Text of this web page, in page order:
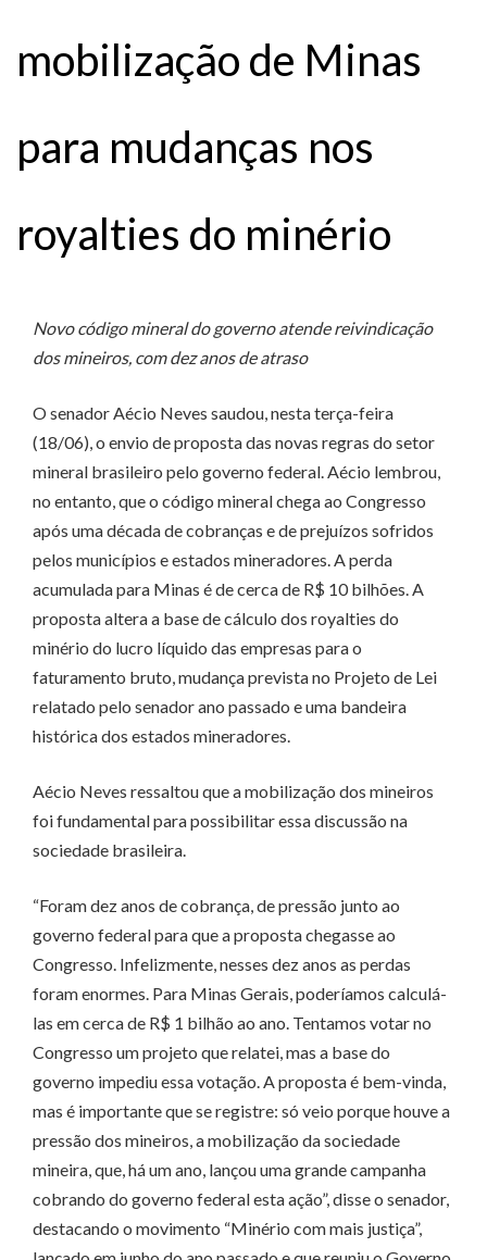
mobilização de Minas
para mudanças nos
royalties do minério
Novo código mineral do governo atende reivindicação
dos mineiros, com dez anos de atraso
O senador Aécio Neves saudou, nesta terça-feira
(18/06), o envio de proposta das novas regras do setor
mineral brasileiro pelo governo federal. Aécio lembrou,
no entanto, que o código mineral chega ao Congresso
após uma década de cobranças e de prejuízos sofridos
pelos municípios e estados mineradores. A perda
acumulada para Minas é de cerca de R$ 10 bilhões. A
proposta altera a base de cálculo dos royalties do
minério do lucro líquido das empresas para o
faturamento bruto, mudança prevista no Projeto de Lei
relatado pelo senador ano passado e uma bandeira
histórica dos estados mineradores.
Aécio Neves ressaltou que a mobilização dos mineiros
foi fundamental para possibilitar essa discussão na
sociedade brasileira.
“Foram dez anos de cobrança, de pressão junto ao
governo federal para que a proposta chegasse ao
Congresso. Infelizmente, nesses dez anos as perdas
foram enormes. Para Minas Gerais, poderíamos calculá-
las em cerca de R$ 1 bilhão ao ano. Tentamos votar no
Congresso um projeto que relatei, mas a base do
governo impediu essa votação. A proposta é bem-vinda,
mas é importante que se registre: só veio porque houve a
pressão dos mineiros, a mobilização da sociedade
mineira, que, há um ano, lançou uma grande campanha
cobrando do governo federal esta ação”, disse o senador,
destacando o movimento “Minério com mais justiça”,